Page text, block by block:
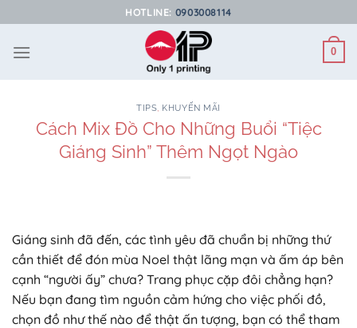
qua
nội
HOTLINE: 0903008114
0
TIPS, KHUYẾN MÃI
Cách Mix Đồ Cho Những Buổi “Tiệc
Giáng Sinh” Thêm Ngọt Ngào
Giáng sinh đã đến, các tình yêu đã chuẩn bị những thứ
cần thiết để đón mùa Noel thật lãng mạn và ấm áp bên
cạnh “người ấy” chưa? Trang phục cặp đôi chẳng hạn?
Nếu bạn đang tìm nguồn cảm hứng cho việc phối đồ,
chọn đồ như thế nào để thật ấn tượng, bạn có thể tham